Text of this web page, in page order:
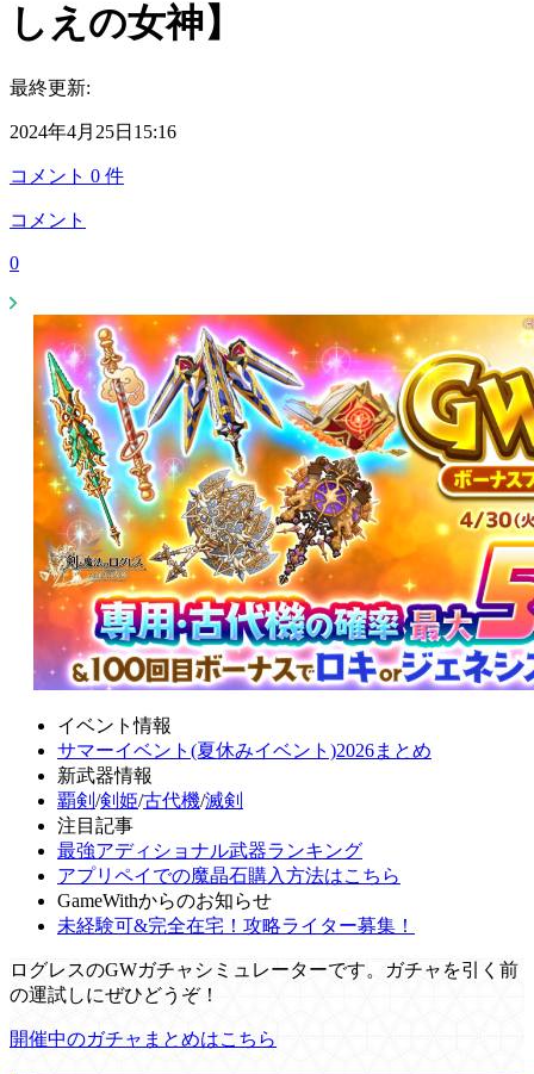
しえの女神】
最終更新:
2024年4月25日15:16
コメント 0 件
コメント
0
イベント情報
サマーイベント(夏休みイベント)2026まとめ
新武器情報
覇剣 /剣姫/古代機/滅剣
注目記事
最強アディショナル武器ランキング
アプリペイでの魔晶石購入方法はこちら
GameWithからのお知らせ
未経験可&完全在宅！攻略ライター募集！
ログレスのGWガチャシミュレーターです。ガチャを引く前
の運試しにぜひどうぞ！
開催中のガチャまとめはこちら